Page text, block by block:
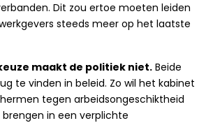
Dit zou ertoe moeten leiden
steeds meer op het laatste
maakt de politiek niet. Beide
te vinden in beleid. Zo wil het kabinet
tegen arbeidsongeschiktheid
in een verplichte